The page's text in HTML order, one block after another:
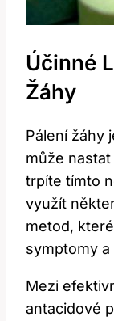
Účinné
Žáhy
Pálení žáhy
může
trpíte tímto
využít
metod,
symptomy a
Mezi
antacidové